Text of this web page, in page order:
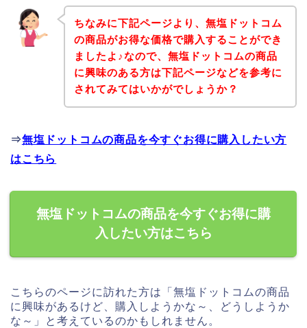
ちなみに下記ページより、無塩ドットコム
の商品がお得な価格で購入することができ
ましたよ♪なので、無塩ドットコムの商品
に興味のある方は下記ページなどを参考に
されてみてはいかがでしょうか？
⇒無塩ドットコムの商品を今すぐお得に購入したい方
はこちら
無塩ドットコムの商品を今すぐお得に購
入したい方はこちら
こちらのページに訪れた方は「無塩ドットコムの商品
に興味があるけど、購入しようかな～、どうしようか
な～」と考えているのかもしれません。